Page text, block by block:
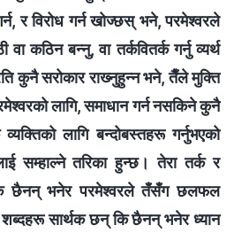
र विरोध गर्न खोज्छस् भने, परमेश्‍वरले
कठिन बन्‍नु, वा तर्कवितर्क गर्नु व्यर्थ
कुनै सरोकार राख्‍नुहुन्‍न भने, तैँले मुक्ति
लागि, समाधान गर्न नसकिने कुनै
लागि बन्दोबस्तहरू गर्नुभएको
सम्‍हाल्‍ने तरिका हुन्छ। तेरा तर्क र
छैनन् भनेर परमेश्‍वरले तँसँग छलफल
शब्‍दहरू सार्थक छन् कि छैनन् भनेर ध्यान